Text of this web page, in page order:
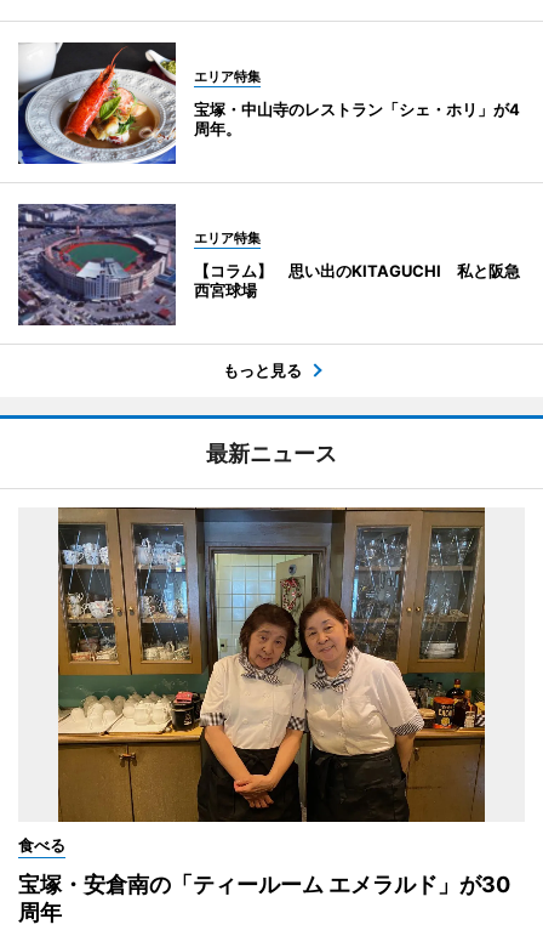
エリア特集
宝塚・中山寺のレストラン「シェ・ホリ」が4
周年。
エリア特集
【コラム】 思い出のKITAGUCHI 私と阪急
西宮球場
もっと見る
最新ニュース
食べる
宝塚・安倉南の「ティールーム エメラルド」が30
周年